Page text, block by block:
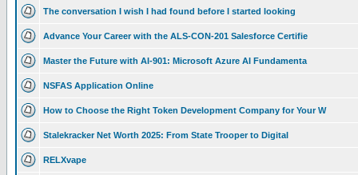
The conversation I wish I had found before I started looking
Advance Your Career with the ALS-CON-201 Salesforce Certifie
Master the Future with AI-901: Microsoft Azure AI Fundamenta
NSFAS Application Online
How to Choose the Right Token Development Company for Your W
Stalekracker Net Worth 2025: From State Trooper to Digital
RELXvape